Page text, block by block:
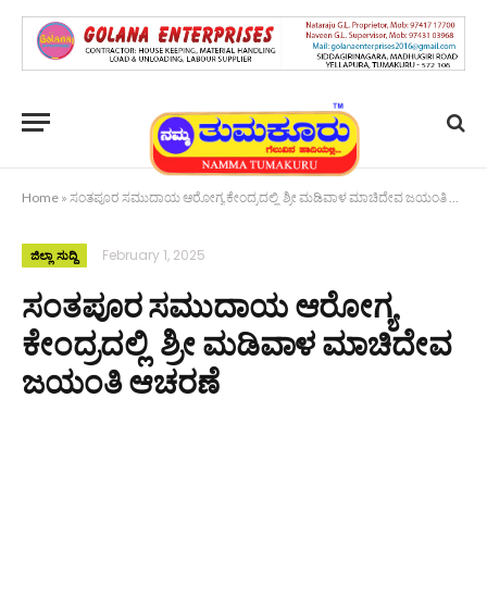
Home » ಸಂತಪೂರ ಸಮುದಾಯ ಆರೋಗ್ಯ ಕೇಂದ್ರದಲ್ಲಿ ಶ್ರೀ ಮಡಿವಾಳ ಮಾಚಿದೇವ ಜಯಂತಿ ಆಚರಣೆ
ಜಿಲ್ಲಾ ಸುದ್ದಿ February 1, 2025
ಸಂತಪೂರ ಸಮುದಾಯ ಆರೋಗ್ಯ
ಕೇಂದ್ರದಲ್ಲಿ ಶ್ರೀ ಮಡಿವಾಳ ಮಾಚಿದೇವ
ಜಯಂತಿ ಆಚರಣೆ